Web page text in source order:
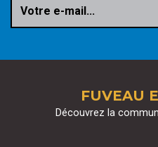
Votre e-mail...
FUVEAU
Découvrez la